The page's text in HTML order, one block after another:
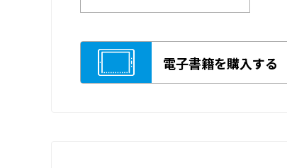
電子書籍を購入する